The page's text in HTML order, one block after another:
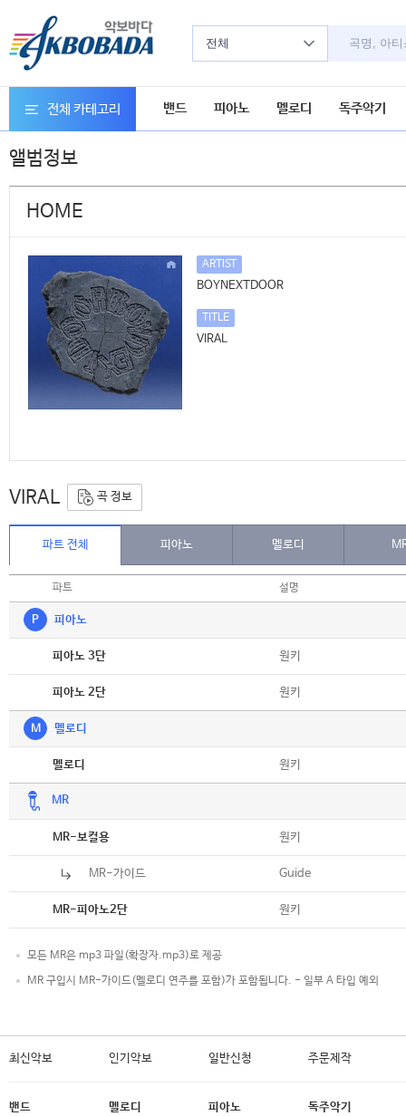
전체
전체 카테고리 밴드 피아노 멜로디 독주악기
앨범정보
HOME
ARTIST
BOYNEXTDOOR
TITLE
VIRAL
VIRAL 곡 정보
파트 전체 피아노 멜로디
파트 설명
P 피아노
피아노 3단 원키
피아노 2단 원키
M 멜로디
멜로디 원키
MR
MR-보컬용 원키
MR-가이드 Guide
MR-피아노2단 원키
모든 MR은 mp3 파일(확장자.mp3)로 제공
MR 구입시 MR-가이드(멜로디 연주를 포함)가 포함됩니다. - 일부 A 타입 예외
최신악보 인기악보 일반신청 주문제작
밴드
멜로디
피아노
독주악기